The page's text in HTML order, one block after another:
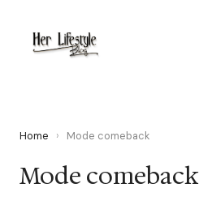
Home › Mode comeback
Mode comeback